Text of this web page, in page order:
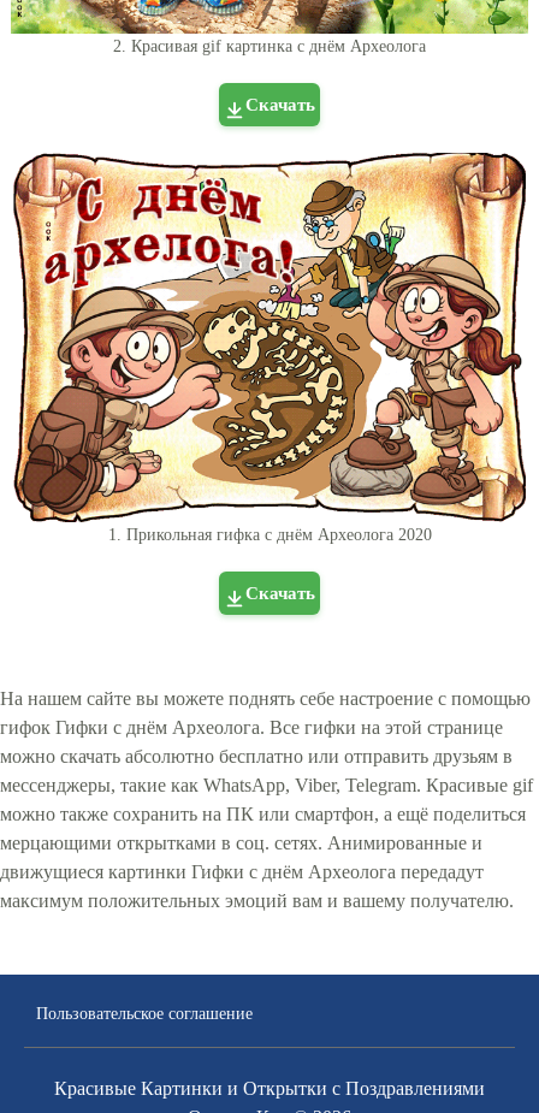
2. Красивая gif картинка с днём Археолога
Скачать
1. Прикольная гифка с днём Археолога 2020
Скачать
На нашем сайте вы можете поднять себе настроение с помощью
гифок Гифки с днём Археолога. Все гифки на этой странице
можно скачать абсолютно бесплатно или отправить друзьям в
мессенджеры, такие как WhatsApp, Viber, Telegram. Красивые gif
можно также сохранить на ПК или смартфон, а ещё поделиться
мерцающими открытками в соц. сетях. Анимированные и
движущиеся картинки Гифки с днём Археолога передадут
максимум положительных эмоций вам и вашему получателю.
Пользовательское соглашение
Красивые Картинки и Открытки с Поздравлениями